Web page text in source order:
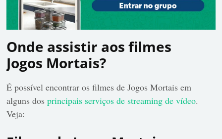
Onde assistir aos filmes
Jogos Mortais?
É possível encontrar os filmes de Jogos Mortais em
alguns dosprincipais serviços de streaming de vídeo.
Veja: